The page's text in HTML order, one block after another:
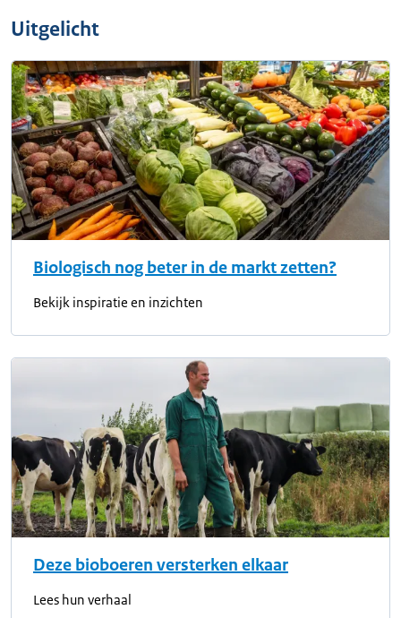
Uitgelicht
Biologisch nog beter in de markt zetten?
Bekijk inspiratie en inzichten
Deze bioboeren versterken elkaar
Lees hun verhaal